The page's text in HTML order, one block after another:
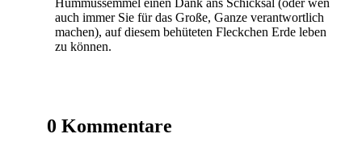
auch immer Sie für das Große, Ganze verantwortlich
machen), auf diesem behüteten Fleckchen Erde leben
zu können.
0 Kommentare